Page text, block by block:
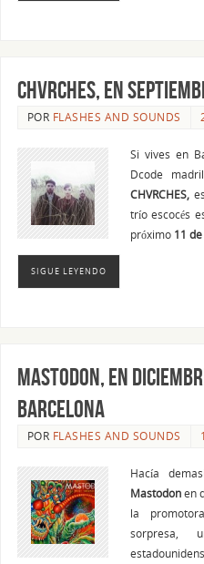
CHVRCHES, en
POR FLASHES AND SOUNDS
Si vives en
Dcode
CHVRCHES,
trío escocés
próximo 11
SIGUE LEYENDO
MASTODON, en
Barcelona
POR FLASHES AND SOUNDS
Hacía
Mastodonen
la
sorpresa,